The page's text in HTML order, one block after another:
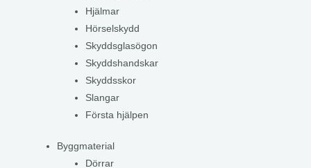
Hjälmar
Hörselskydd
Skyddsglasögon
Skyddshandskar
Skyddsskor
Slangar
Första hjälpen
Byggmaterial
Dörrar